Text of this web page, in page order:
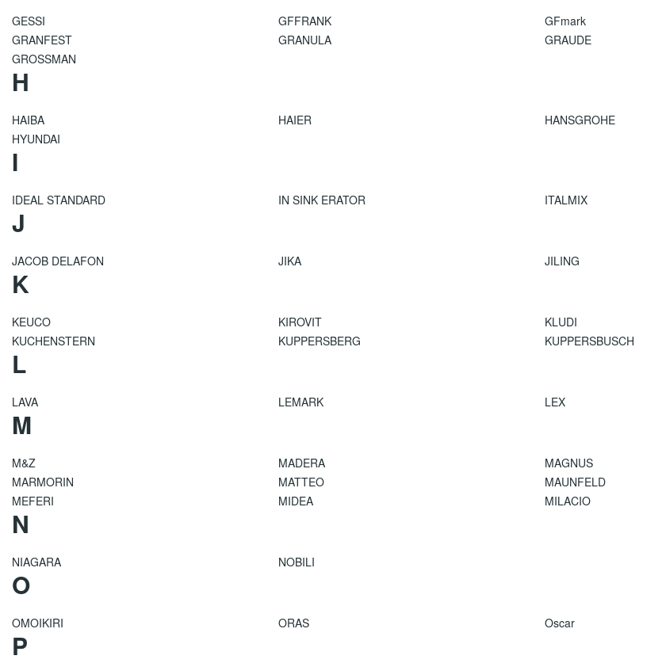
GESSI GFFRANK GFmark
GRANFEST
GRANULA GRAUDE
GROSSMAN
H
HAIBA HAIER HANSGROHE
HYUNDAI
I
IDEAL STANDARD IN SINK ERATOR ITALMIX
J
JACOB DELAFON JIKA JILING
K
KEUCO KIROVIT KLUDI
KUCHENSTERN
KUPPERSBERG KUPPERSBUSCH
L
LAVA LEMARK LEX
M
M&Z MADERA MAGNUS
MARMORIN
MATTEO MAUNFELD
MEFERI
MIDEA MILACIO
N
NIAGARA NOBILI
O
OMOIKIRI ORAS Oscar
P